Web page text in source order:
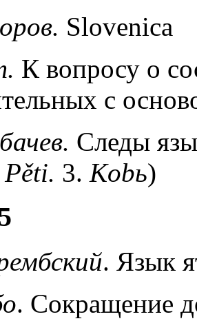
Slovenica
К вопросу о
с
Следы
Pěti. 3. Kobь)
. Язык
. Сокращение